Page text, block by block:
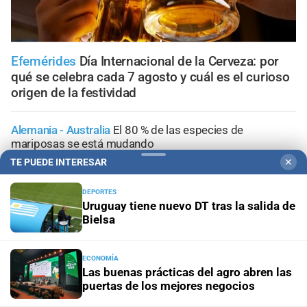
Efemérides Día Internacional de la Cerveza: por
qué se celebra cada 7 agosto y cuál es el curioso
origen de la festividad
Alemania - Australia El 80 % de las especies de
mariposas se está mudando
Sorteo Aniversario
con 3 millones de dólares del Siempre Sale
Visitas guiadas
Doble alerta meteorológicoAsí avanza la tormenta por
Santa Fe con alerta amarilla; la información minuto a
TE PUEDE INTERESAR ✕
DEPORTES
Uruguay tiene nuevo DT tras la salida de
Bielsa
ECONOMÍA
Las buenas prácticas del agro abren las
puertas de los mejores negocios